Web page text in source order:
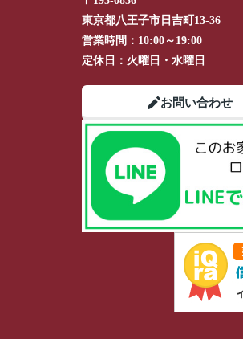
東京都八王子市日吉町13-36
営業時間： 10:00～19:00
定休日： 火曜日・水曜日
お問い合わせ